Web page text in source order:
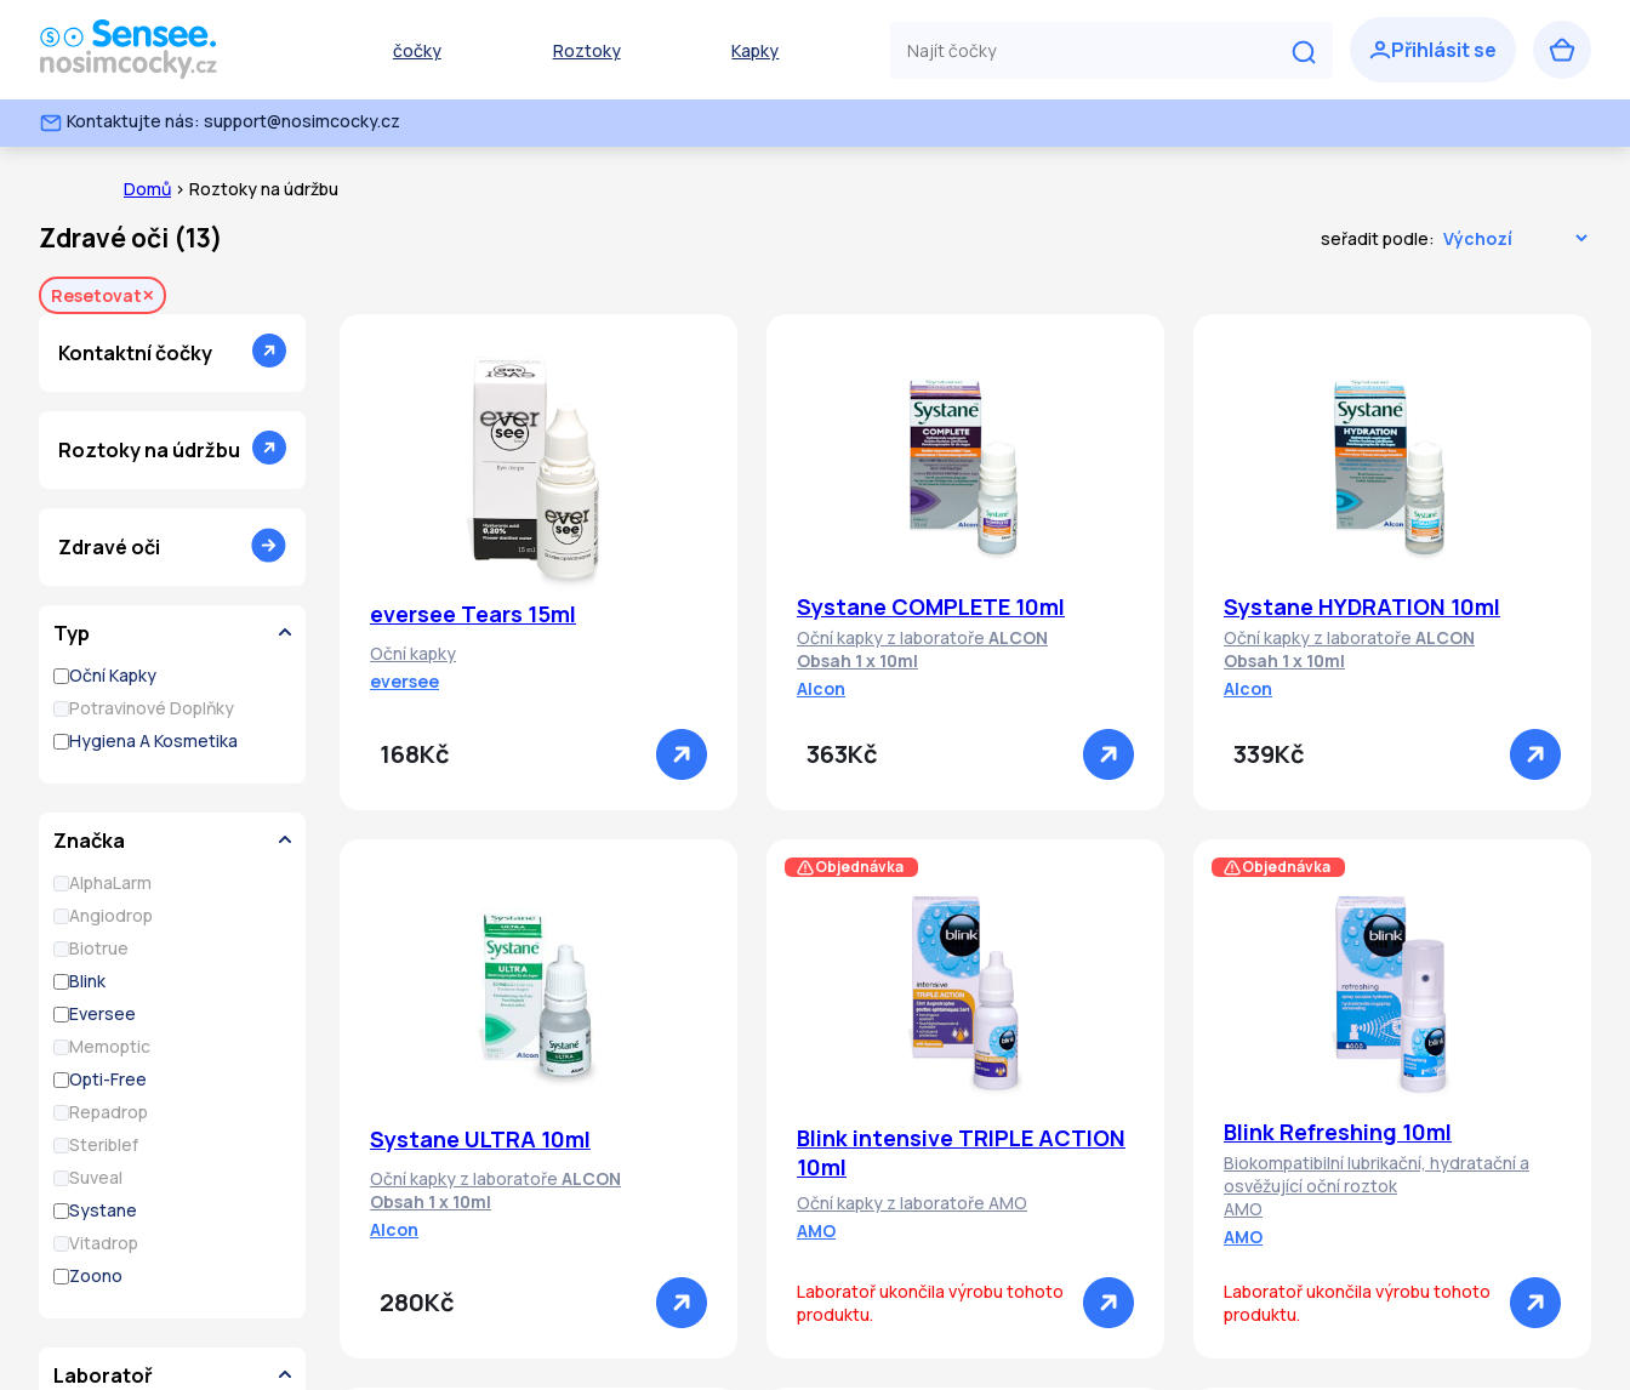
čočky Roztoky Kapky
Kontaktujte nás: support@nosimcocky.cz
Domů > Roztoky na údržbu
Zdravé oči (13) seřadit podle:
Resetovat
Kontaktní čočky
Roztoky na údržbu
Zdravé oči
Typ
Oční Kapky
Potravinové Doplňky
Hygiena A Kosmetika
Značka
AlphaLarm
Angiodrop
Biotrue
Blink
Eversee
Memoptic
Opti-Free
Repadrop
Steriblef
Suveal
Systane
Vitadrop
Zoono
Laboratoř
eversee Tears 15ml
Oční kapky
eversee
168Kč
Systane COMPLETE 10ml
Oční kapky z laboratoře ALCON
Obsah 1 x 10ml
Alcon
363Kč
Systane HYDRATION 10ml
Oční kapky z laboratoře ALCON
Obsah 1 x 10ml
Alcon
339Kč
Systane ULTRA 10ml
Oční kapky z laboratoře ALCON
Obsah 1 x 10ml
Alcon
280Kč
Blink intensive TRIPLE ACTION
10ml
Oční kapky z laboratoře AMO
AMO
Laboratoř ukončila výrobu tohoto
produktu.
Objednávka
Blink Refreshing 10ml
Biokompatibilní lubrikační, hydratační a
osvěžující oční roztok
AMO
AMO
Laboratoř ukončila výrobu tohoto
produktu.
Objednávka